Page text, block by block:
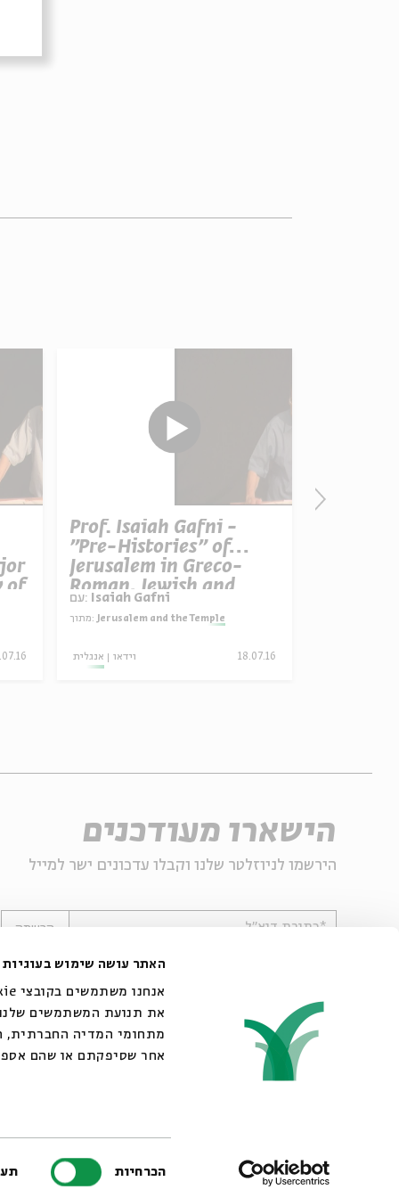
האתר עושה שימוש בעוגיות
את תנועת המשתמשים
מתחומי המדיה החברתית,
אחר שסיפקתם או שהם
הכרחיות
of
Prof. Isaiah Gafni -
"Pre-Histories" of
Jerusalem in Greco-
Roman, Jewish and
Christian Literature
עם: Isaiah Gafni
מתוך: Jerusalem and the Temple
אנגלית וידאו 18.07.16
הישארו מעודכנים
הירשמו לניוזלטר שלנו וקבלו עדכונים ישר למייל
*כתובת דוא"ל הרשמה